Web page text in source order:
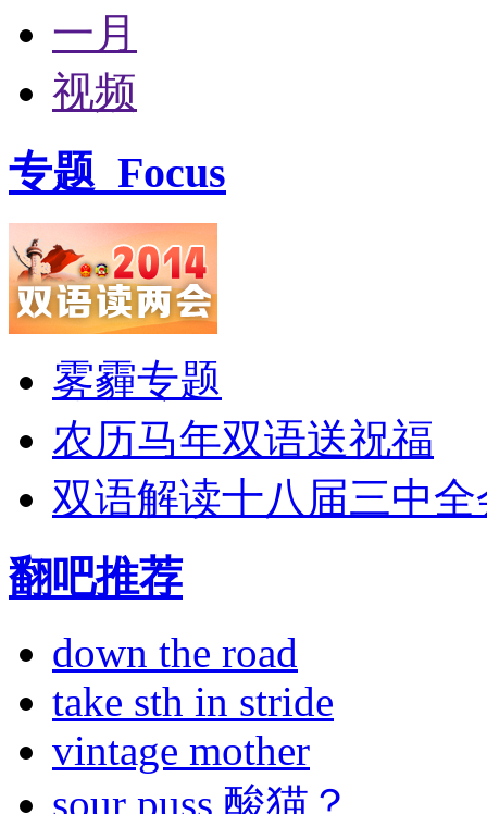
一月
视频
专题 Focus
雾霾专题
农历马年双语送祝福
双语解读十八届三中全
翻吧推荐
down the road
take sth in stride
vintage mother
sour puss 酸猫？